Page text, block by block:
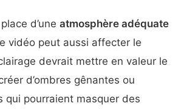
d’une atmosphère adéquate
vidéo peut aussi affecter le
devrait mettre en valeur le
d’ombres gênantes ou
qui pourraient masquer des